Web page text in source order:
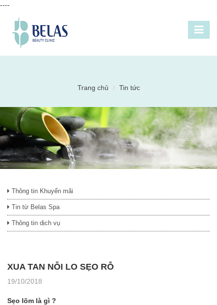
----
Trang chủ Tin tức
Thông tin Khuyến mãi
Tin từ Belas Spa
Thông tin dịch vụ
XUA TAN NỖI LO SẸO RỖ
19/10/2018
Sẹo lõm là gì ?